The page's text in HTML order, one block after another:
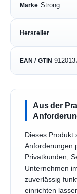
Marke Strong
Hersteller
EAN / GTIN
Aus der
Dieses Produkt
Anforderungen
Privatkunden,
Unternehmen
zuverlässig
einrichten